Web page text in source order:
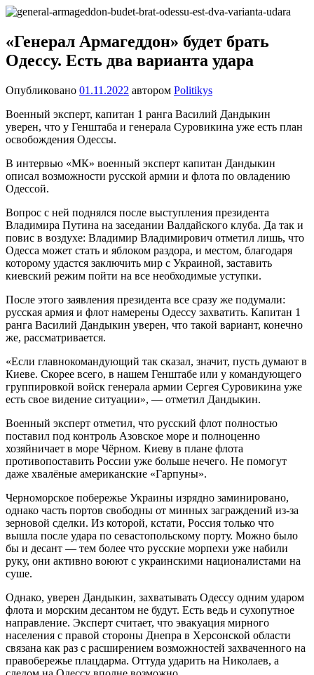
Перейти
содержимому
один
сайт
на
WordPress
«Генерал Армагеддон» будет брать
Одессу. Есть два варианта удара
Опубликовано 01.11.2022 автором Politikys
Военный эксперт, капитан 1 ранга Василий Дандыкин
уверен, что у Генштаба и генерала Суровикина уже есть план
освобождения Одессы.
В интервью «МК» военный эксперт капитан Дандыкин
описал возможности русской армии и флота по овладению
Одессой.
Вопрос с ней поднялся после выступления президента
Владимира Путина на заседании Валдайского клуба. Да так и
повис в воздухе: Владимир Владимирович отметил лишь, что
Одесса может стать и яблоком раздора, и местом, благодаря
которому удастся заключить мир с Украиной, заставить
киевский режим пойти на все необходимые уступки.
После этого заявления президента все сразу же подумали:
русская армия и флот намерены Одессу захватить. Капитан 1
ранга Василий Дандыкин уверен, что такой вариант, конечно
же, рассматривается.
«Если главнокомандующий так сказал, значит, пусть думают в
Киеве. Скорее всего, в нашем Генштабе или у командующего
группировкой войск генерала армии Сергея Суровикина уже
есть свое видение ситуации», — отметил Дандыкин.
Военный эксперт отметил, что русский флот полностью
поставил под контроль Азовское море и полноценно
хозяйничает в море Чёрном. Киеву в плане флота
противопоставить России уже больше нечего. Не помогут
даже хвалёные американские «Гарпуны».
Черноморское побережье Украины изрядно заминировано,
однако часть портов свободны от минных заграждений из-за
зерновой сделки. Из которой, кстати, Россия только что
вышла после удара по севастопольскому порту. Можно было
бы и десант — тем более что русские морпехи уже набили
руку, они активно воюют с украинскими националистами на
суше.
Однако, уверен Дандыкин, захватывать Одессу одним ударом
флота и морским десантом не будут. Есть ведь и сухопутное
направление. Эксперт считает, что эвакуация мирного
населения с правой стороны Днепра в Херсонской области
связана как раз с расширением возможностей захваченного на
правобережье плацдарма. Оттуда ударить на Николаев, а